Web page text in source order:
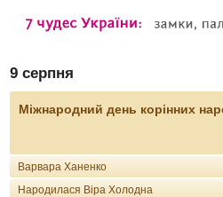
9 серпня
Міжнародний день корінних
Варвара Ханенко
Народилася Віра Холодна